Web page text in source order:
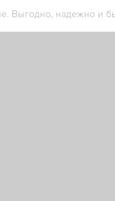
Выгодно, надежно и